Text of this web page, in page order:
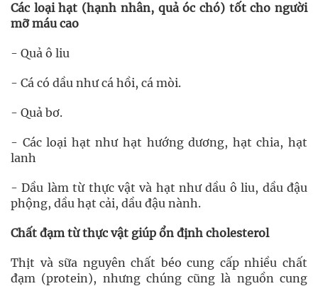
Các loại hạt (hạnh nhân, quả óc chó) tốt cho người
mỡ máu cao
- Quả ô liu
- Cá có dầu như cá hồi, cá mòi.
- Quả bơ.
- Các loại hạt như hạt hướng dương, hạt chia, hạt
lanh
- Dầu làm từ thực vật và hạt như dầu ô liu, dầu đậu
phộng, dầu hạt cải, dầu đậu nành.
Chất đạm từ thực vật giúp ổn định cholesterol
Thịt và sữa nguyên chất béo cung cấp nhiều chất
đạm (protein), nhưng chúng cũng là nguồn cung